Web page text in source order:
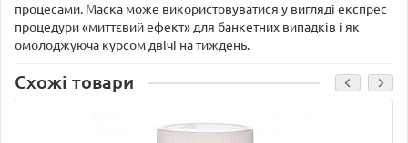
процесами. Маска може використовуватися у вигляді експрес
процедури «миттєвий ефект» для банкетних випадків і як
омолоджуюча курсом двічі на тиждень.
Схожі товари